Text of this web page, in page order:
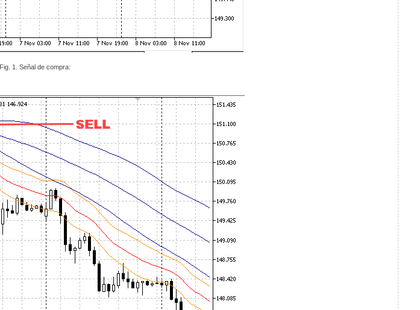
Fig. 1. Señal de compra: